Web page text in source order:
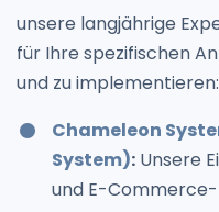
unsere langjährige
für Ihre spezifischen
und zu implementieren:
Chameleon
System): Unsere
und E-